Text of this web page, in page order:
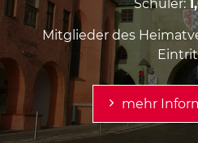
Schüler:
Mitglieder des
mehr